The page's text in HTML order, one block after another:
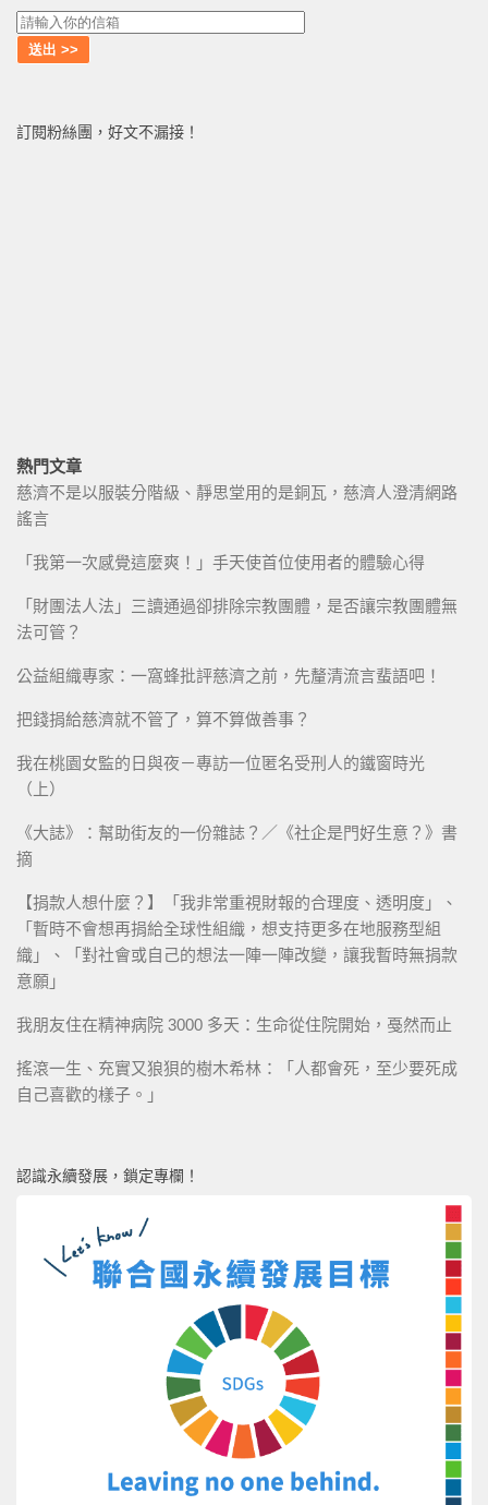
訂閱粉絲團，好文不漏接！
熱門文章
慈濟不是以服裝分階級、靜思堂用的是銅瓦，慈濟人澄清網路
謠言
「我第一次感覺這麼爽！」手天使首位使用者的體驗心得
「財團法人法」三讀通過卻排除宗教團體，是否讓宗教團體無
法可管？
公益組織專家：一窩蜂批評慈濟之前，先釐清流言蜚語吧！
把錢捐給慈濟就不管了，算不算做善事？
我在桃園女監的日與夜－專訪一位匿名受刑人的鐵窗時光
（上）
《大誌》：幫助街友的一份雜誌？／《社企是門好生意？》書
摘
【捐款人想什麼？】「我非常重視財報的合理度、透明度」、
「暫時不會想再捐給全球性組織，想支持更多在地服務型組
織」、「對社會或自己的想法一陣一陣改變，讓我暫時無捐款
意願」
我朋友住在精神病院 3000 多天：生命從住院開始，戞然而止
搖滾一生、充實又狼狽的樹木希林：「人都會死，至少要死成
自己喜歡的樣子。」
認識永續發展，鎖定專欄！